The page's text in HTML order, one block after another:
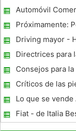
Automóvil
Ventas
Próximamente:
Driving mayor -
Directrices para
usado
Consejos para
transmisión
Críticos de las
esenciales para
Lo que se
camino, por
Fiat - de Italia